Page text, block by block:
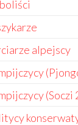
alpejscy
(Soczi